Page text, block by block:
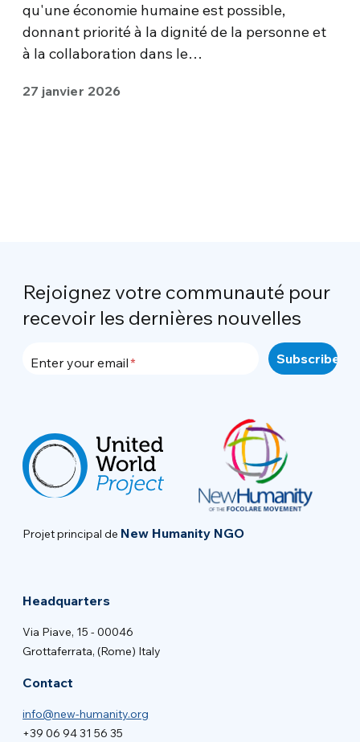
qu'une économie humaine est possible,
donnant priorité à la dignité de la personne et
à la collaboration dans le…
27 janvier 2026
Rejoignez votre communauté pour
recevoir les dernières nouvelles
Enter your email
Projet principal de New Humanity NGO
Headquarters
Via Piave, 15 - 00046
Grottaferrata, (Rome) Italy
Contact
info@new-humanity.org
+39 06 94 31 56 35